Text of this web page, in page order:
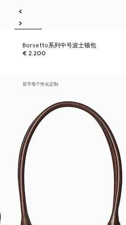
Borsetto系列中号波士顿包
€ 2.200
首字母个性化定制